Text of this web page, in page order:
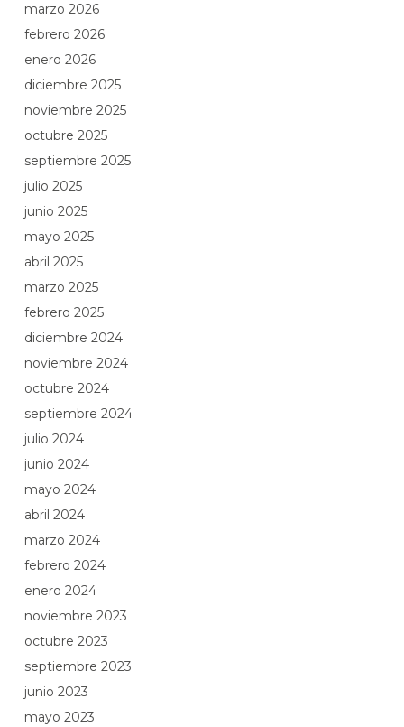
marzo 2026
febrero 2026
enero 2026
diciembre 2025
noviembre 2025
octubre 2025
septiembre 2025
julio 2025
junio 2025
mayo 2025
abril 2025
marzo 2025
febrero 2025
diciembre 2024
noviembre 2024
octubre 2024
septiembre 2024
julio 2024
junio 2024
mayo 2024
abril 2024
marzo 2024
febrero 2024
enero 2024
noviembre 2023
octubre 2023
septiembre 2023
junio 2023
mayo 2023